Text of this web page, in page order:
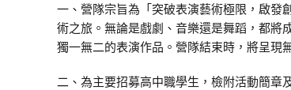
一、營隊宗旨為「突破表演藝術極限，啟發
術之旅。無論是戲劇、音樂還是舞蹈，都將
獨一無二的表演作品。營隊結束時，將呈現
二、為主要招募高中職學生，檢附活動簡章